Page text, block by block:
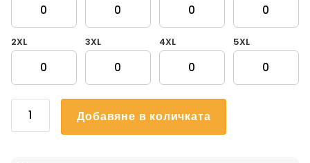
2XL 3XL 4XL 5XL
количество
Добавяне в количката